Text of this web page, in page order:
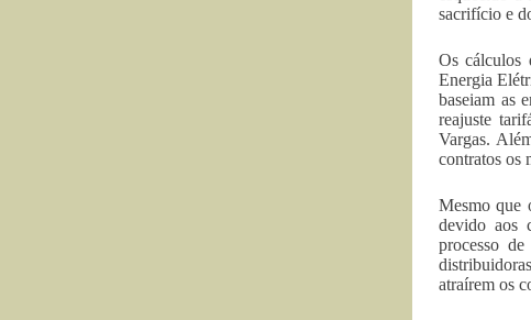
sacrifício e
Os cálculos
Energia
baseiam as
reajuste
Vargas.
contratos os
Mesmo que
devido aos
processo
atraírem os